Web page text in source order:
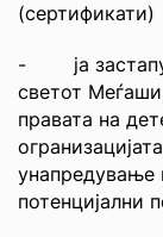
(сертификати)
- ја
светот
правата на
унапредување
потенцијални